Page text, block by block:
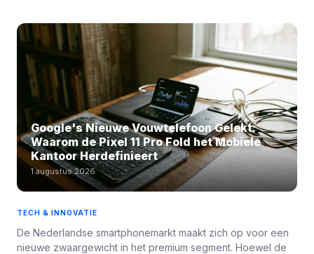
Google's Nieuwe Vouwtelefoon Gelekt:
Waarom de Pixel 11 Pro Fold het Mobiele
Kantoor Herdefinieert
1 augustus 2026
TECH & INNOVATIE
De Nederlandse smartphonemarkt maakt zich op voor een
nieuwe zwaargewicht in het premium segment. Hoewel de